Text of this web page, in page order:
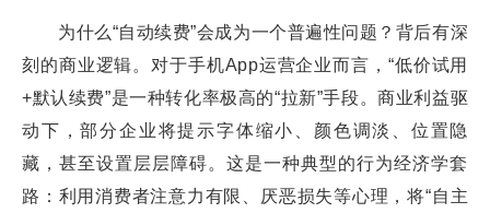
为什么“自动续费”会成为一个普遍性问题？背后有深
刻的商业逻辑。对于手机App运营企业而言，“低价试用
+默认续费”是一种转化率极高的“拉新”手段。商业利益驱
动下，部分企业将提示字体缩小、颜色调淡、位置隐
藏，甚至设置层层障碍。这是一种典型的行为经济学套
路：利用消费者注意力有限、厌恶损失等心理，将“自主